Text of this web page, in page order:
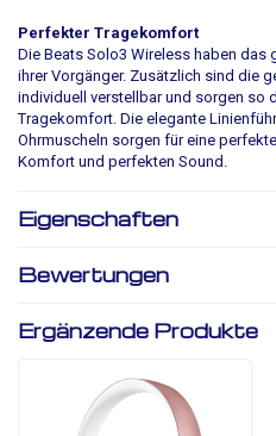
Perfekter Tragekomfort
Die Beats Solo3 Wireless haben
ihrer Vorgänger. Zusätzlich sind die
individuell verstellbar und sorgen so
Tragekomfort. Die elegante
Ohrmuscheln sorgen für eine
Komfort und perfekten Sound.
Eigenschaften
Bewertungen
Ergänzende Produkte